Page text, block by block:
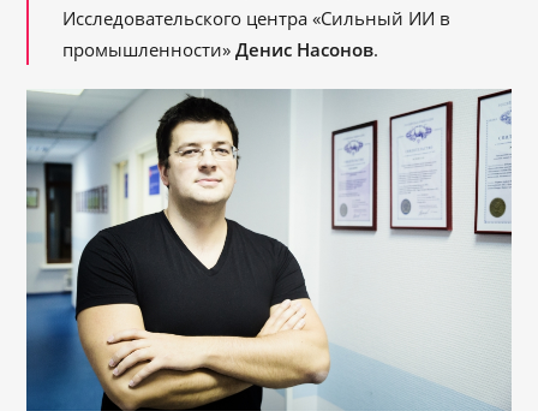
Исследовательского центра «Сильный ИИ в
промышленности»Денис Насонов.